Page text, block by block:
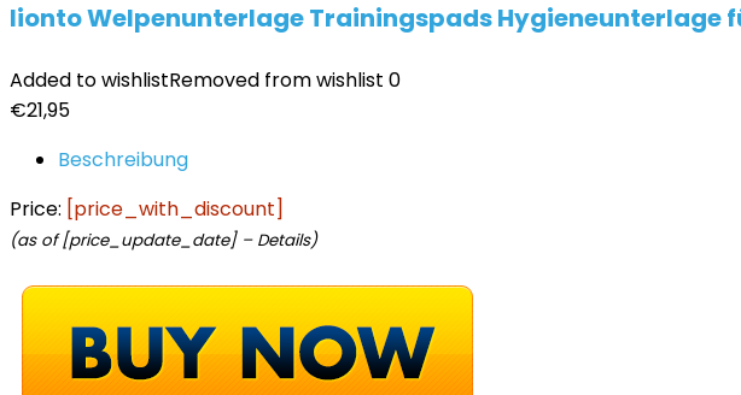
lionto Welpenunterlage Trainingspads Hygieneunterlage
Added to wishlistRemoved from wishlist 0
€21,95
Beschreibung
Price: [price_with_discount]
(as of [price_update_date] – Details)